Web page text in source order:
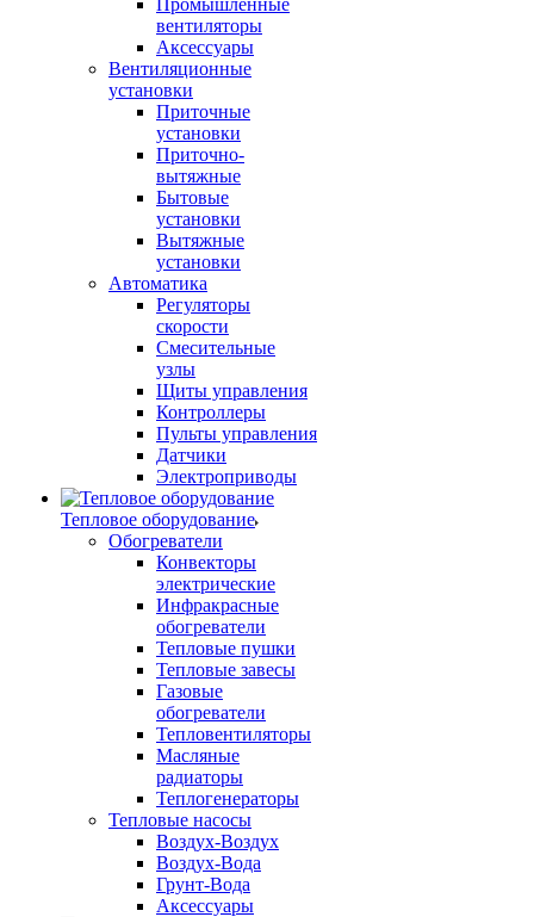
Промышленные
вентиляторы
Аксессуары
Вентиляционные
установки
Приточные
установки
Приточно-
вытяжные
Бытовые
установки
Вытяжные
установки
Автоматика
Регуляторы
скорости
Смесительные
узлы
Щиты управления
Контроллеры
Пульты управления
Датчики
Электроприводы
Тепловое оборудование
Обогреватели
Конвекторы
электрические
Инфракрасные
обогреватели
Тепловые пушки
Тепловые завесы
Газовые
обогреватели
Тепловентиляторы
Масляные
радиаторы
Теплогенераторы
Тепловые насосы
Воздух-Воздух
Воздух-Вода
Грунт-Вода
Аксессуары